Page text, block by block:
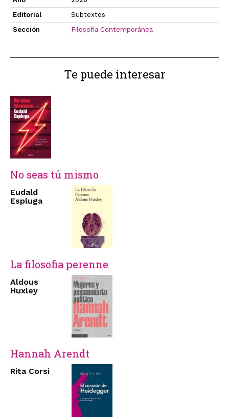
Editorial
Subtextos
Sección
Filosofía Contemporánea
Te puede interesar
No seas tú mismo
Eudald
Espluga
La filosofia perenne
Aldous
Huxley
Hannah Arendt
Rita Corsi